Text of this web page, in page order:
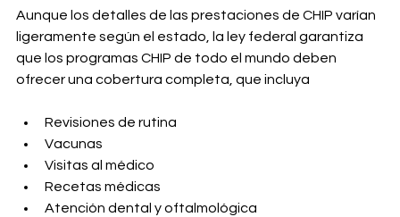
Aunque los detalles de las prestaciones de CHIP varían
ligeramente según el estado, la ley federal garantiza
que los programas CHIP de todo el mundo deben
ofrecer una cobertura completa, que incluya
Revisiones de rutina
Vacunas
Visitas al médico
Recetas médicas
Atención dental y oftalmológica